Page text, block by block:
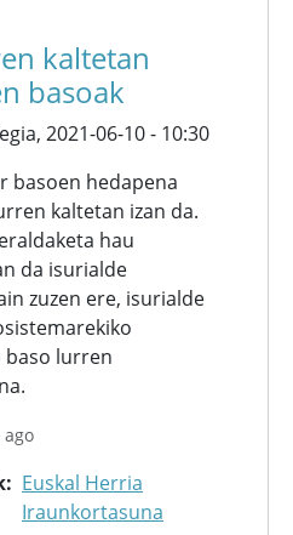
kaltetan
basoak
2021-06-10 - 10:30
basoen hedapena
kaltetan izan da.
hau
da isurialde
zuzen ere, isurialde
lurren
Euskal Herria
Iraunkortasuna